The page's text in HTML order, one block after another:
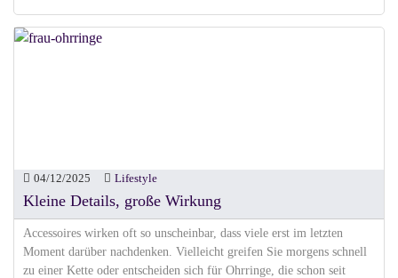
04/12/2025 Lifestyle
Kleine Details, große Wirkung
Accessoires wirken oft so unscheinbar, dass viele erst im letzten
Moment darüber nachdenken. Vielleicht greifen Sie morgens schnell
zu einer Kette oder entscheiden sich für Ohrringe, die schon seit